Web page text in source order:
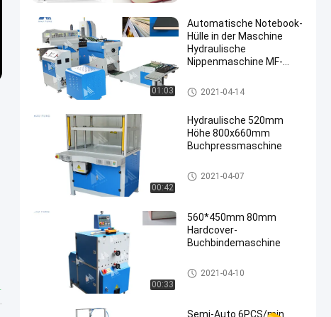
ACM380
01:03
Automatische Notebook-
Hülle in der Maschine
Hydraulische
Nippenmaschine MF-
Maschine zum Flachbinden
2021-04-14
00:42
Hydraulische 520mm
Höhe 800x660mm
Buchpressmaschine
Hardcover-Buchbindemaschin
e
2021-04-07
00:33
560*450mm 80mm
Hardcover-
Buchbindemaschine
Hardcover-Buchbindemaschin
e
2021-04-10
Semi-Auto 6PCS/min